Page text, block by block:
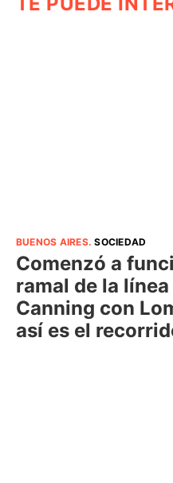
BUENOS AIRES.SOCIEDAD
Comenzó a
ramal de la
Canning con
así es el